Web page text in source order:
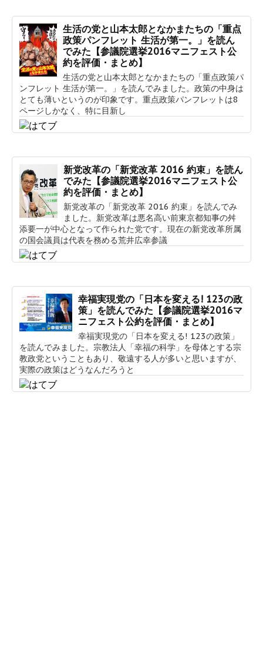
生活の党と山本太郎となかまたちの「重点
政策パンフレット 生活が第一。」を読ん
でみた【参議院選挙2016マニフェスト公
約を評価・まとめ】
生活の党と山本太郎となかまたちの「重点政策パ
ンフレット 生活が第一。」を読んでみました。政策の中身は
とても薄いというのが印象です。重点政策パンフレットは8
ページしかなく、特に目新し
新党改革の「新党改革 2016 約束」を読ん
でみた【参議院選挙2016マニフェスト公
約を評価・まとめ】
新党改革の「新党改革 2016 約束」を読んでみ
ました。新党改革は悪名高い前東京都知事の舛
添要一が中心となって作られた党です。現在の新党改革所属
の国会議員は代表を務める荒井広幸参議
幸福実現党の「日本を変える! 123の政
策」を読んでみた【参議院選挙2016マ
ニフェスト公約を評価・まとめ】
幸福実現党の「日本を変える! 123の政策」
を読んでみました。宗教法人「幸福の科学」を母体とする宗
教政党ということもあり、敬遠する人が多いと思いますが、
実際の政策はどうなんだろうと